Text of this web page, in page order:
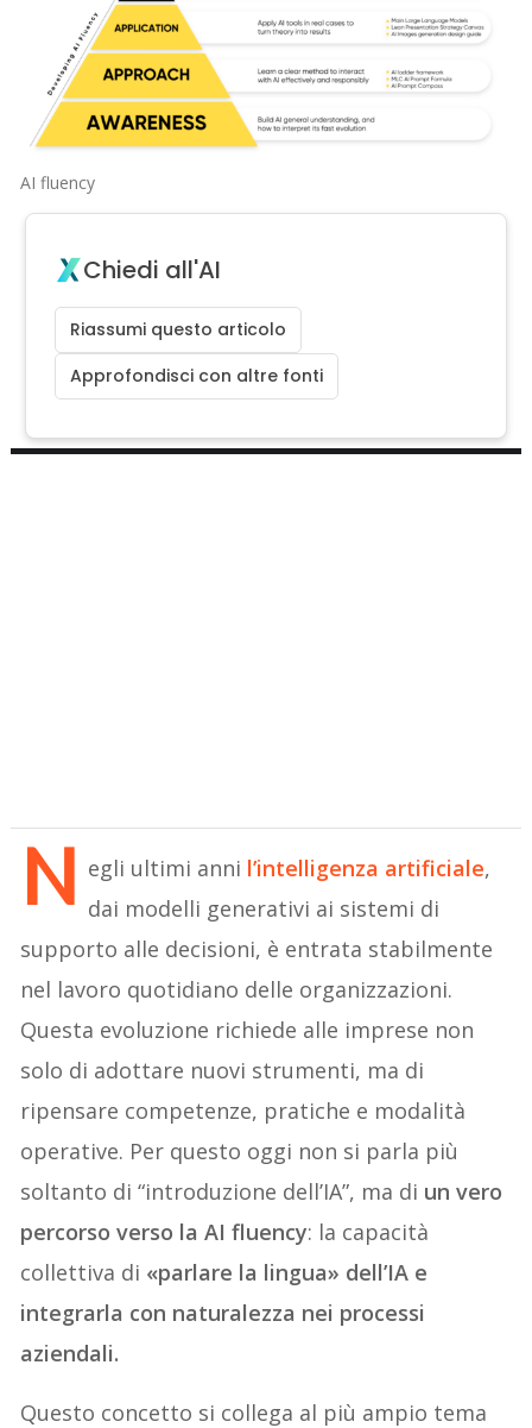
AI fluency
Chiedi all'AI
Riassumi questo articolo
Approfondisci con altre fonti
N egli ultimi anni l’intelligenza artificiale,
dai modelli generativi ai sistemi di
supporto alle decisioni, è entrata stabilmente
nel lavoro quotidiano delle organizzazioni.
Questa evoluzione richiede alle imprese non
solo di adottare nuovi strumenti, ma di
ripensare competenze, pratiche e modalità
operative. Per questo oggi non si parla più
soltanto di “introduzione dell’IA”, ma di un vero
percorso verso la AI fluency: la capacità
collettiva di «parlare la lingua» dell’IA e
integrarla con naturalezza nei processi
aziendali.
Questo concetto si collega al più ampio tema